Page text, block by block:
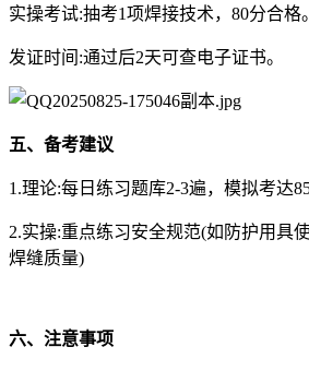
实操考试:抽考1项焊接技术，80分合格。
发证时间:通过后2天可查电子证书。
五、备考建议
1.理论:每日练习题库2-3遍，模拟考达
2.实操:重点练习安全规范(如防护用具
焊缝质量)
六、注意事项